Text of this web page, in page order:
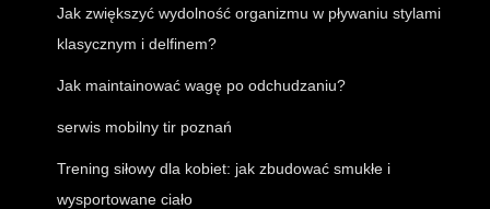
Jak zwiększyć wydolność organizmu w pływaniu stylami
klasycznym i delfinem?
Jak maintainować wagę po odchudzaniu?
serwis mobilny tir poznań
Trening siłowy dla kobiet: jak zbudować smukłe i
wysportowane ciało